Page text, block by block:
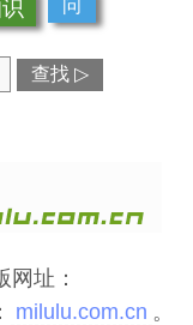
问
查找 ▷
址：
milulu.com.cn 。